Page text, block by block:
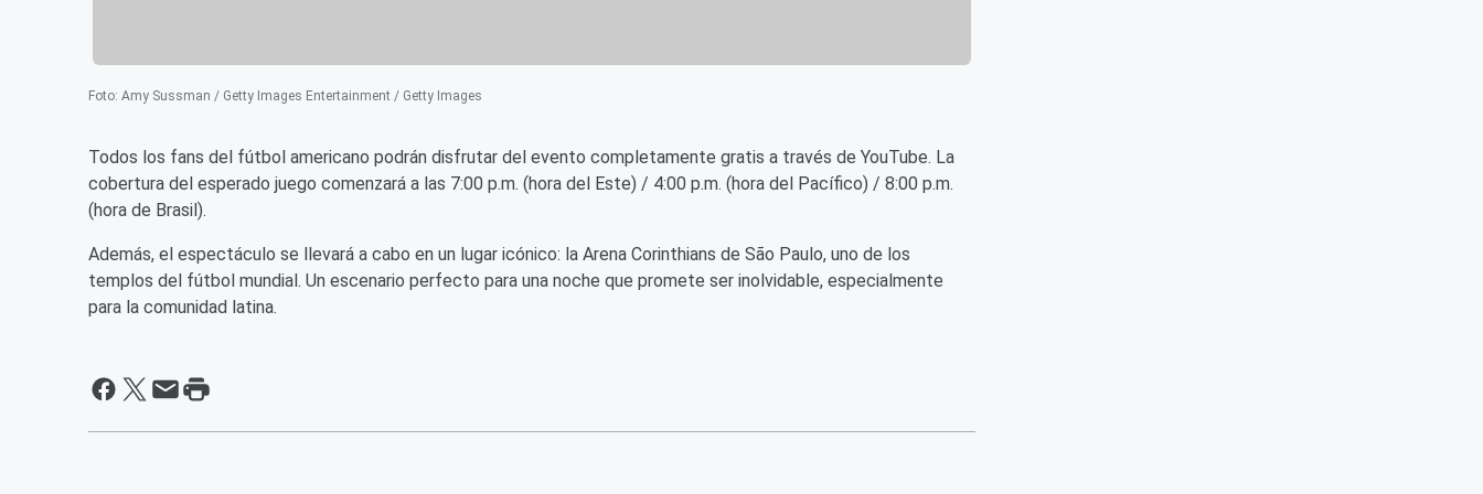
Foto: Amy Sussman / Getty Images Entertainment / Getty Images
Todos los fans del fútbol americano podrán disfrutar del evento completamente gratis a través de YouTube. La
cobertura del esperado juego comenzará a las 7:00 p.m. (hora del Este) / 4:00 p.m. (hora del Pacífico) / 8:00 p.m.
(hora de Brasil).
Además, el espectáculo se llevará a cabo en un lugar icónico: la Arena Corinthians de São Paulo, uno de los
templos del fútbol mundial. Un escenario perfecto para una noche que promete ser inolvidable, especialmente
para la comunidad latina.